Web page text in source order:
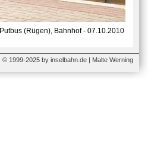
Putbus (Rügen), Bahnhof - 07.10.2010
© 1999-2025 by inselbahn.de | Malte Werning